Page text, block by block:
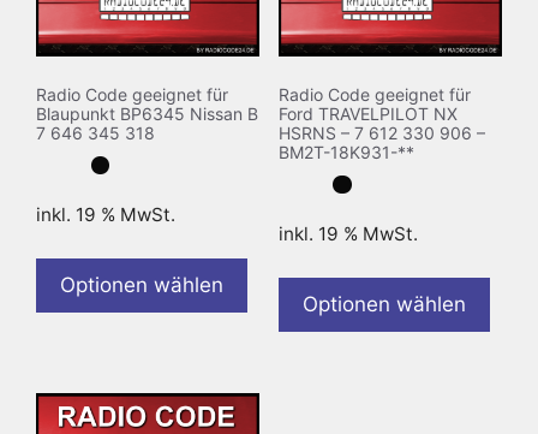
Radio Code geeignet für
Blaupunkt BP6345 Nissan B
7 646 345 318
inkl. 19 % MwSt.
Optionen wählen
Radio Code geeignet für
Ford TRAVELPILOT NX
HSRNS – 7 612 330 906 –
BM2T-18K931-**
inkl. 19 % MwSt.
Optionen wählen